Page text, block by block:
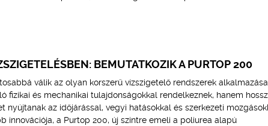
BEMUTATKOZIK A PURTOP 200
válik az olyan korszerű vízszigetelő rendszerek
fizikai és mechanikai tulajdonságokkal rendelkeznek, hanem
nyújtanak az időjárással, vegyi hatásokkal és szerkezeti
innovációja, a Purtop 200, új szintre emeli a poliurea alapú